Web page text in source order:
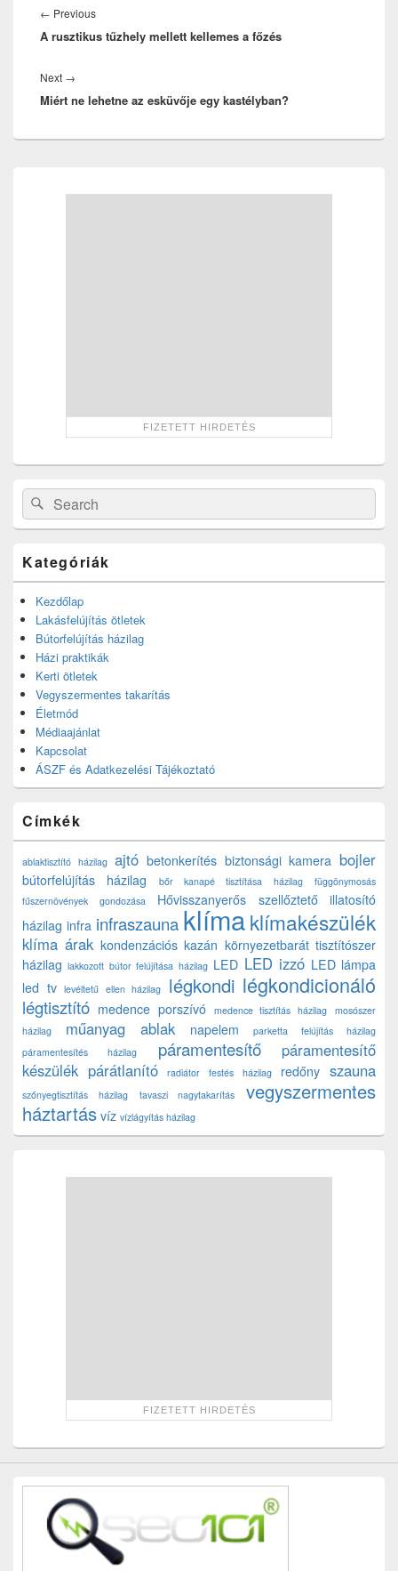
navigáció
← PreviousPrevious
post:
A rusztikus tűzhely mellett kellemes a főzés
Next →
post:
Miért ne lehetne az esküvője egy kastélyban?
Search
for:
Search
Kategóriák
Kezdőlap
Lakásfelújítás ötletek
Bútorfelújítás házilag
Házi praktikák
Kerti ötletek
Vegyszermentes takarítás
Életmód
Médiaajánlat
Kapcsolat
ÁSZF és Adatkezelési Tájékoztató
Címkék
ablaktisztító házilag ajtó betonkerítés biztonsági kamera bojler
bútorfelújítás házilag bőr kanapé tisztítása házilag
függönymosás
fűszernövények gondozása
Hővisszanyerős szellőztető
illatosító
házilag infra infraszauna klímaklímakészülék
klíma árak kondenzációs kazán környezetbarát tisztítószer
házilag lakkozott bútor felújítása házilag LED LED izzó LED lámpa
led tv levéltetű ellen házilag légkondi légkondicionáló
légtisztító medence porszívó medence tisztítás házilag
mosószer
házilag
műanyag ablak napelem
parketta felújítás házilag
páramentesítés házilag
páramentesítő
páramentesítő
készülék párátlanító radiátor festés házilag redőny szauna
szőnyegtisztítás házilag tavaszi nagytakarítás
vegyszermentes
háztartás víz vízlágyítás házilag